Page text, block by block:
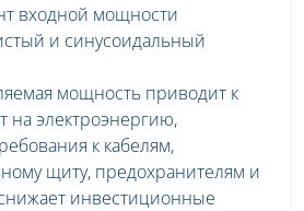
входной мощности
и синусоидальный
мощность приводит к
на электроэнергию,
к кабелям,
щиту, предохранителям и
инвестиционные